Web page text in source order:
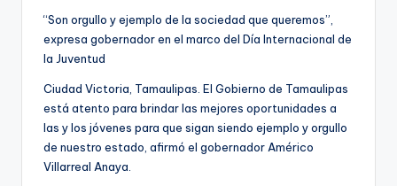
“Son orgullo y ejemplo de la sociedad que queremos”,
expresa gobernador en el marco del Día Internacional de
la Juventud
Ciudad Victoria, Tamaulipas. El Gobierno de Tamaulipas
está atento para brindar las mejores oportunidades a
las y los jóvenes para que sigan siendo ejemplo y orgullo
de nuestro estado, afirmó el gobernador Américo
Villarreal Anaya.